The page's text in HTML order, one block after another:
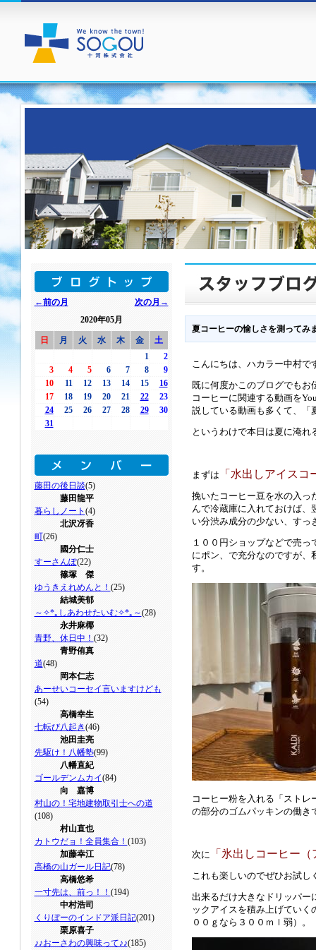
←前の月
次の月→
2020年05月
日 月 火 水 木 金
土
1
2
3
4 5 6 7 8
9
10
11 12 13 14 15
16
17
18 19 20 21 22
23
24
25 26 27 28 29
30
31
藤田の後日談(5)
藤田龍平
暮らしノート (4)
北沢冴香
町(26)
國分仁士
すーさんぽ(22)
篠塚 傑
ゆうきえれめんと！ (25)
結城美郁
～✧*｡しあわせたいむ✧*｡～(28)
永井麻椰
青野、休日中！ (32)
青野侑真
道(48)
岡本仁志
あーせいコーセイ言いますけども
(54)
高橋幸生
七転び八起き(46)
池田圭亮
先駆け！八幡塾(99)
八幡直紀
ゴールデンムカイ(84)
向 嘉博
村山の！宅地建物取引士への道
(108)
村山直也
カトウだョ！全員集合！ (103)
加藤幸江
高橋の山ガール日記(78)
高橋悠希
一寸先は、前っ！！ (194)
中村浩司
くりぼーのインドア派日記(201)
栗原喜子
♪♪おーさわの興味って♪♪(185)
夏コーヒーの愉しさを測ってみ
こんにちは、ハカラー中村で
既に何度かこのブログでもお
コーヒーに関連する動画を
説している動画も多くて、「
というわけで本日は夏に淹
まずは 「水出しアイス
挽いたコーヒー豆を水の入っ
んで冷蔵庫に入れておけば、
い分渋み成分の少ない、すっ
１００円ショップなどで売
にポン、で充分なのですが、
す。
コーヒー粉を入れる「スト
の部分のゴムパッキンの働き
次に 「氷出しコーヒー
これも楽しいのでぜひお試し
出来るだけ大きなドリッパー
ックアイスを積み上げてい
００ｇなら３００ｍｌ弱）。